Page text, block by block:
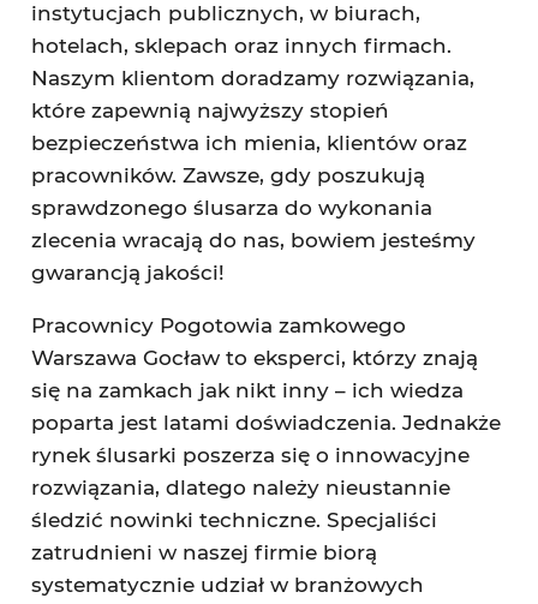
instytucjach publicznych, w biurach,
hotelach, sklepach oraz innych firmach.
Naszym klientom doradzamy rozwiązania,
które zapewnią najwyższy stopień
bezpieczeństwa ich mienia, klientów oraz
pracowników. Zawsze, gdy poszukują
sprawdzonego ślusarza do wykonania
zlecenia wracają do nas, bowiem jesteśmy
gwarancją jakości!
Pracownicy Pogotowia zamkowego
Warszawa Gocław to eksperci, którzy znają
się na zamkach jak nikt inny – ich wiedza
poparta jest latami doświadczenia. Jednakże
rynek ślusarki poszerza się o innowacyjne
rozwiązania, dlatego należy nieustannie
śledzić nowinki techniczne. Specjaliści
zatrudnieni w naszej firmie biorą
systematycznie udział w branżowych